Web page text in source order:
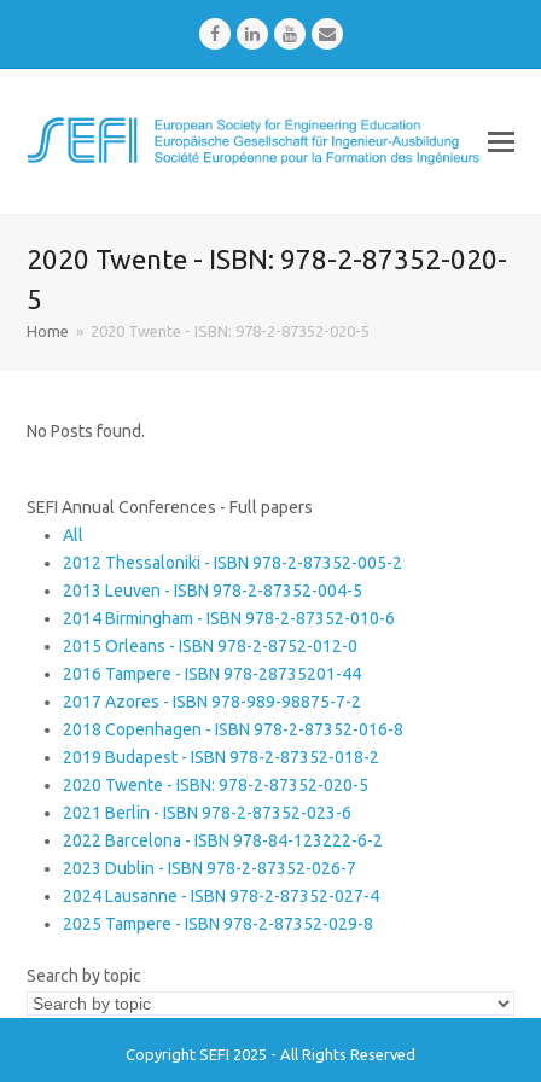
FacebookLinkedInYoutubeEmail
2020 Twente - ISBN: 978-2-87352-020-
5
Home » 2020 Twente - ISBN: 978-2-87352-020-5
No Posts found.
SEFI Annual Conferences - Full papers
All
2012 Thessaloniki - ISBN 978-2-87352-005-2
2013 Leuven - ISBN 978-2-87352-004-5
2014 Birmingham - ISBN 978-2-87352-010-6
2015 Orleans - ISBN 978-2-8752-012-0
2016 Tampere - ISBN 978-28735201-44
2017 Azores - ISBN 978-989-98875-7-2
2018 Copenhagen - ISBN 978-2-87352-016-8
2019 Budapest - ISBN 978-2-87352-018-2
2020 Twente - ISBN: 978-2-87352-020-5
2021 Berlin - ISBN 978-2-87352-023-6
2022 Barcelona - ISBN 978-84-123222-6-2
2023 Dublin - ISBN 978-2-87352-026-7
2024 Lausanne - ISBN 978-2-87352-027-4
2025 Tampere - ISBN 978-2-87352-029-8
Search by topic
Copyright SEFI 2025 - All Rights Reserved